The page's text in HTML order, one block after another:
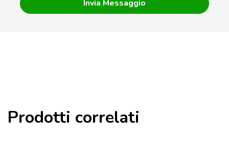
Prodotti correlati